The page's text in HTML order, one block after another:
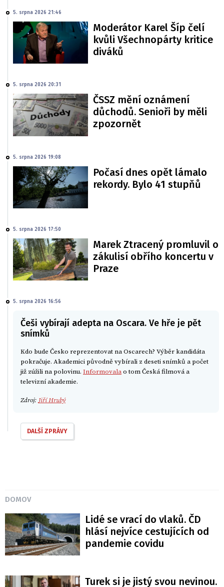
5. srpna 2026 21:46
Moderátor Karel Šíp čelí
kvůli Všechnopárty kritice
diváků
5. srpna 2026 20:31
ČSSZ mění oznámení
důchodů. Senioři by měli
zpozornět
5. srpna 2026 19:08
Počasí dnes opět lámalo
rekordy. Bylo 41 stupňů
5. srpna 2026 17:50
Marek Ztracený promluvil o
zákulisí obřího koncertu v
Praze
5. srpna 2026 16:56
Češi vybírají adepta na Oscara. Ve hře je pět
snímků
Kdo bude Česko reprezentovat na Oscarech? Výběr kandidáta
pokračuje. Akademici původně vybírali z deseti snímků a počet
již zúžili na polovinu. Informovalao tom Česká filmová a
televizní akademie.
Zdroj: Jiří Hrubý
DALŠÍ ZPRÁVY
DOMOV
Lidé se vrací do vlaků. ČD
hlásí nejvíce cestujících od
pandemie covidu
Turek si je jistý svou nevinou.